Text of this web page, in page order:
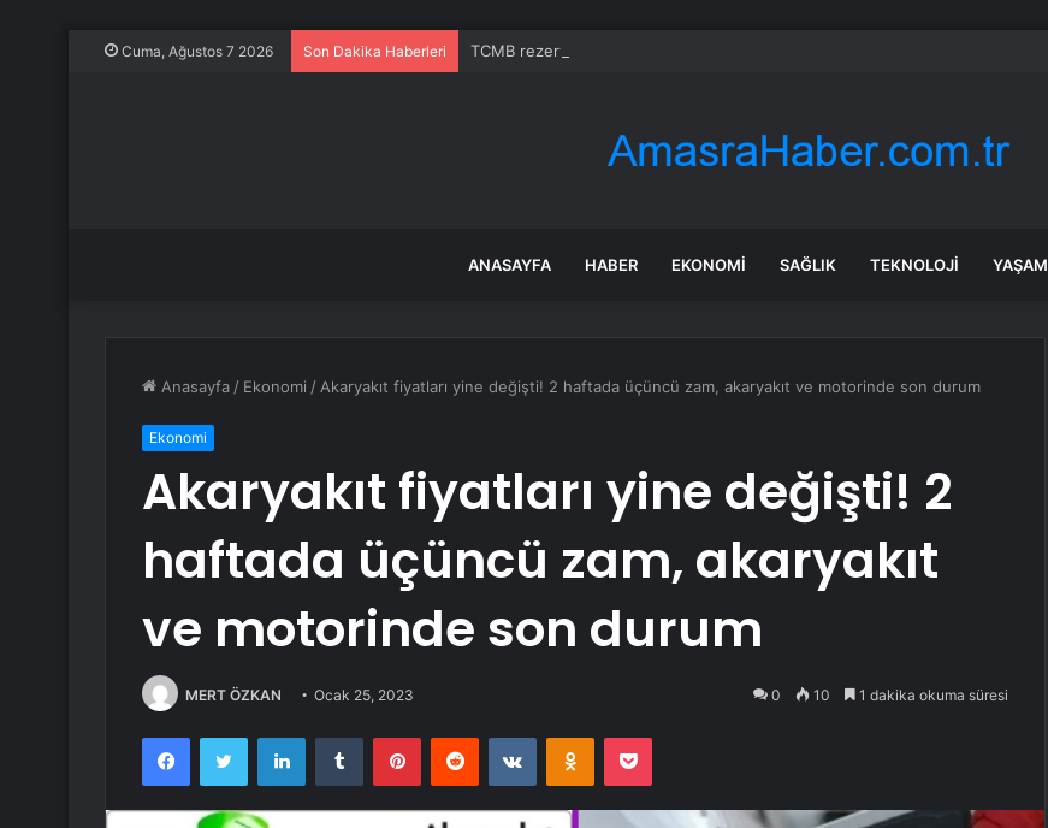
Cuma, Ağustos 7 2026 Son Dakika Haberleri TCMB rezervlerinde artış
ANASAYFA HABER EKONOMI SAĞLIK TEKNOLOJI YAŞAM
Anasayfa / Ekonomi / Akaryakıt fiyatları yine değişti! 2 haftada üçüncü zam, akaryakıt ve motorinde son durum
Ekonomi
Akaryakıt fiyatları yine değişti! 2
haftada üçüncü zam, akaryakıt
ve motorinde son durum
MERT ÖZKAN Ocak 25, 2023 0 10 1 dakika okuma süresi
FacebookTwitter LinkedInTumblr PinterestReddit VKontakteOdnoklassniki
Pocket